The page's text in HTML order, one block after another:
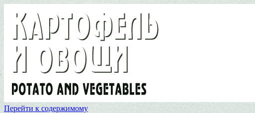
Перейти к содержимому